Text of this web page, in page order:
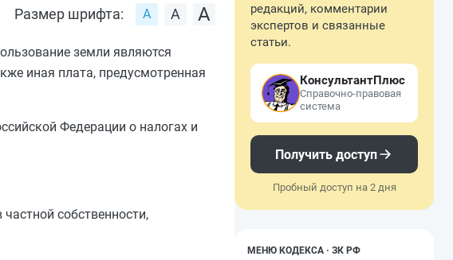
Размер шрифта:
земли являются
иная плата, предусмотренная
Федерации о налогах и
собственности,
редакций, комментарии
экспертов и связанные
статьи.
КонсультантПлюс
Справочно-правовая
система
Получить доступ
Пробный доступ на 2 дня
МЕНЮ КОДЕКСА · ЗК РФ